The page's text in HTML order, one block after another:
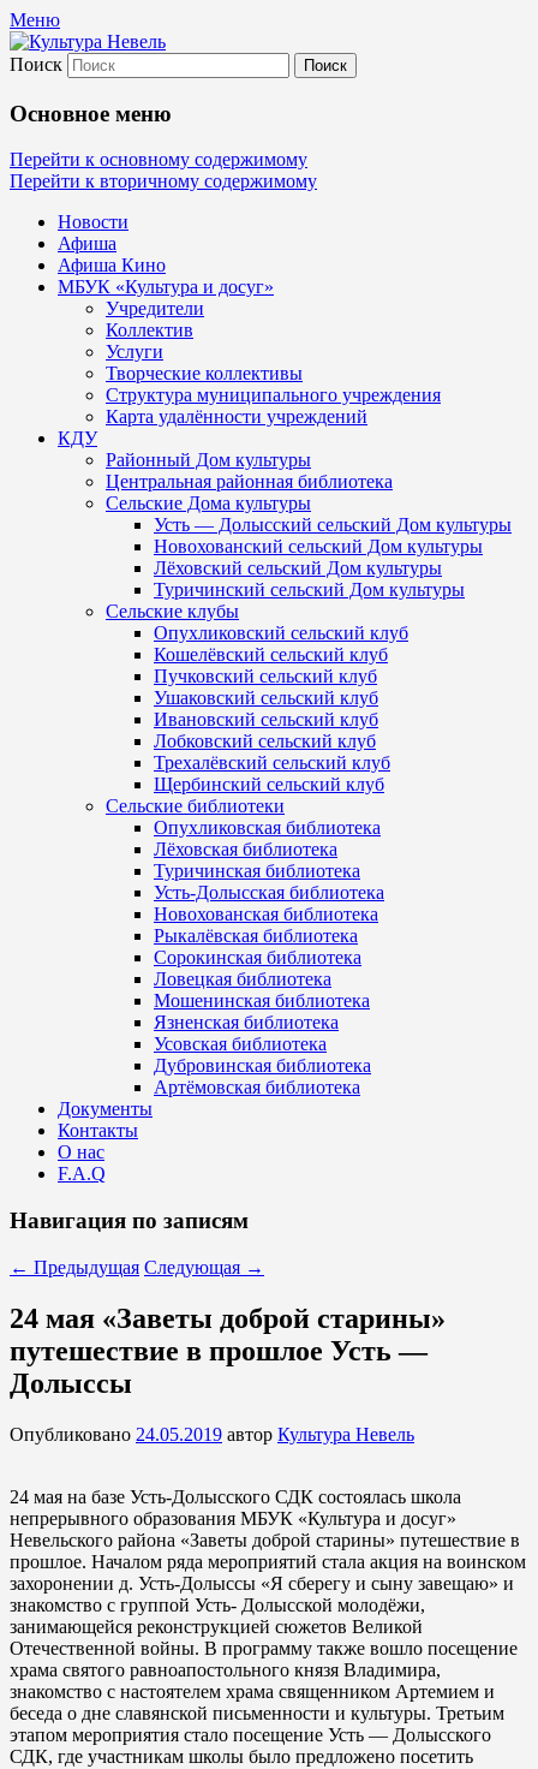
Меню
Культура Невель
МБУК Невельского района "Культура
и досуг"
Поиск
Основное меню
Перейти к основному содержимому
Перейти к вторичному содержимому
Новости
Афиша
Афиша Кино
МБУК «Культура и досуг»
Учредители
Коллектив
Услуги
Творческие коллективы
Структура муниципального учреждения
Карта удалённости учреждений
КДУ
Районный Дом культуры
Центральная районная библиотека
Сельские Дома культуры
Усть — Долысский сельский Дом культуры
Новохованский сельский Дом культуры
Лёховский сельский Дом культуры
Туричинский сельский Дом культуры
Сельские клубы
Опухликовский сельский клуб
Кошелёвский сельский клуб
Пучковский сельский клуб
Ушаковский сельский клуб
Ивановский сельский клуб
Лобковский сельский клуб
Трехалёвский сельский клуб
Щербинский сельский клуб
Сельские библиотеки
Опухликовская библиотека
Лёховская библиотека
Туричинская библиотека
Усть-Долысская библиотека
Новохованская библиотека
Рыкалёвская библиотека
Сорокинская библиотека
Ловецкая библиотека
Мошенинская библиотека
Язненская библиотека
Усовская библиотека
Дубровинская библиотека
Артёмовская библиотека
Документы
Контакты
О нас
F.A.Q
Навигация по записям
← Предыдущая Следующая →
24 мая «Заветы доброй старины»
путешествие в прошлое Усть —
Долыссы
Опубликовано 24.05.2019 автор Культура Невель
24 мая на базе Усть-Долысского СДК состоялась школа
непрерывного образования МБУК «Культура и досуг»
Невельского района «Заветы доброй старины» путешествие в
прошлое. Началом ряда мероприятий стала акция на воинском
захоронении д. Усть-Долыссы «Я сберегу и сыну завещаю» и
знакомство с группой Усть- Долысской молодёжи,
занимающейся реконструкцией сюжетов Великой
Отечественной войны. В программу также вошло посещение
храма святого равноапостольного князя Владимира,
знакомство с настоятелем храма священником Артемием и
беседа о дне славянской письменности и культуры. Третьим
этапом мероприятия стало посещение Усть — Долысского
СДК, где участникам школы было предложено посетить